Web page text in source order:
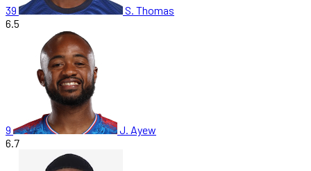
39
S. Thomas
6.5
9
J. Ayew
6.7